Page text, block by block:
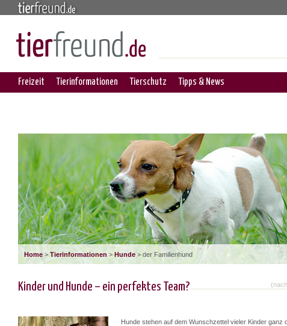
Freizeit Tierinformationen Tierschutz Tipps & News
Home>Tierinformationen >Hunde> der Familienhund
Kinder und Hunde – ein perfektes Team?
Hunde stehen auf dem Wunschzettel vieler Kinder ganz